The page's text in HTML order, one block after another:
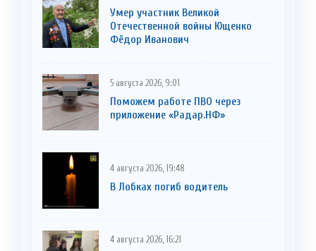
Умер участник Великой
Отечественной войны Ющенко
Фёдор Иванович
5 августа 2026, 9:01
Поможем работе ПВО через
приложение «Радар.НФ»
4 августа 2026, 19:48
В Лобках погиб водитель
4 августа 2026, 16:21